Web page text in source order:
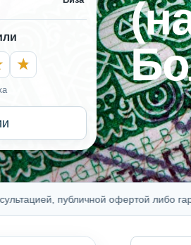
публичной офертой либо